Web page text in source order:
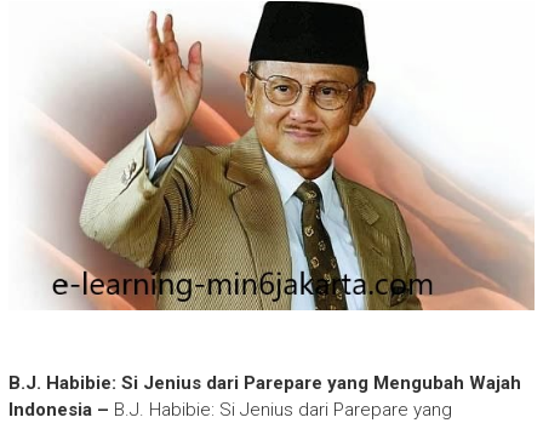
B.J. Habibie: Si Jenius dari Parepare yang Mengubah Wajah
Indonesia – B.J. Habibie: Si Jenius dari Parepare yang